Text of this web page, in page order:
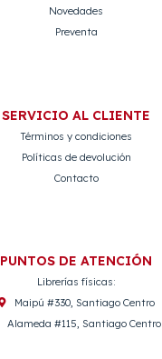
Novedades
Preventa
SERVICIO AL CLIENTE
Términos y condiciones
Políticas de devolución
Contacto
PUNTOS DE ATENCIÓN
Librerías físicas:
Maipú #330, Santiago Centro
Alameda #115, Santiago Centro